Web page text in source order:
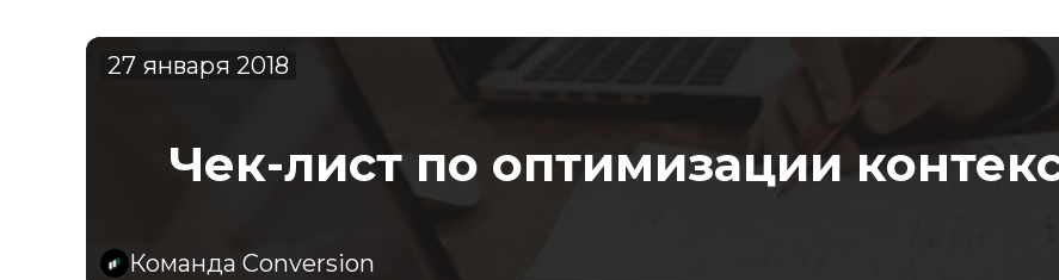
27 января 2018
Чек-лист по оптимизации
Команда Conversion